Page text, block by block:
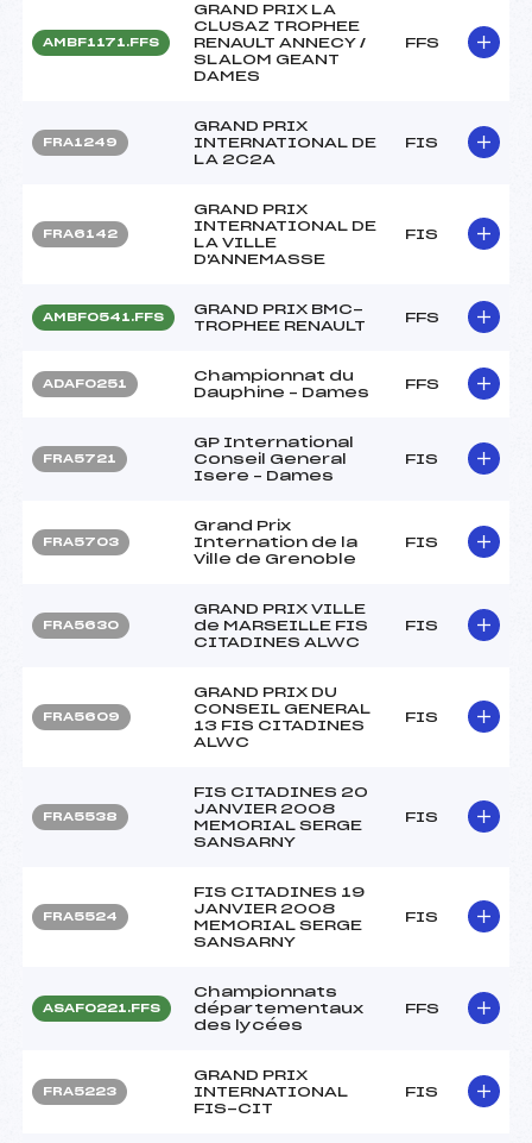
AMBF1171.FFS
GRAND PRIX LA
CLUSAZ TROPHEE
RENAULT ANNECY /
SLALOM GEANT
DAMES
FFS
FRA1249
GRAND PRIX
INTERNATIONAL DE
LA 2C2A
FIS
FRA6142
GRAND PRIX
INTERNATIONAL DE
LA VILLE
D'ANNEMASSE
FIS
AMBF0541.FFS
GRAND PRIX BMC-
TROPHEE RENAULT
FFS
ADAF0251
Championnat du
Dauphine – Dames
FFS
FRA5721
GP International
Conseil General
Isere – Dames
FIS
FRA5703
Grand Prix
Internation de la
Ville de Grenoble
FIS
FRA5630
GRAND PRIX VILLE
de MARSEILLE FIS
CITADINES ALWC
FIS
FRA5609
GRAND PRIX DU
CONSEIL GENERAL
13 FIS CITADINES
ALWC
FIS
FRA5538
FIS CITADINES 20
JANVIER 2008
MEMORIAL SERGE
SANSARNY
FIS
FRA5524
FIS CITADINES 19
JANVIER 2008
MEMORIAL SERGE
SANSARNY
FIS
ASAF0221.FFS
Championnats
départementaux
des lycées
FFS
FRA5223
GRAND PRIX
INTERNATIONAL
FIS-CIT
FIS